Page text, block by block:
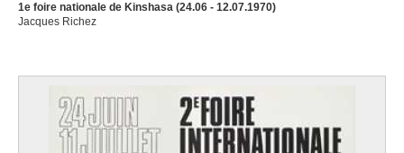
1e foire nationale de Kinshasa (24.06 - 12.07.1970)
Jacques Richez